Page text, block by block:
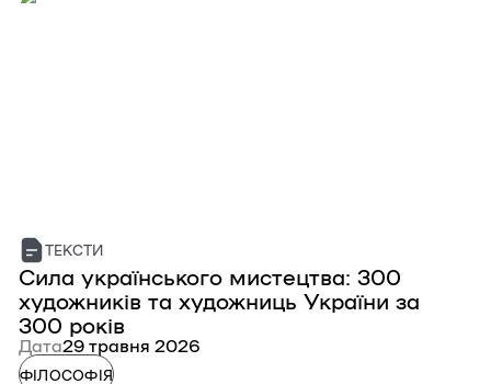
ТЕКСТИ
Сила українського мистецтва: 300
художників та художниць України за
300 років
Дата29 травня 2026
ФІЛОСОФІЯ